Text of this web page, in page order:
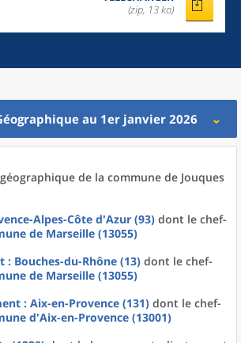
(zip, 13 ko)
au 1er janvier 2026
de la commune de Jouques
Alpes-Côte d'Azur (93) dont le chef-
de Marseille (13055)
: Bouches-du-Rhône (13) dont le chef-
de Marseille (13055)
: Aix-en-Provence (131) dont le chef-
d'Aix-en-Provence (13001)